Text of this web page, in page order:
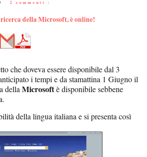
2 commenti :
della Microsoft, è online!
che doveva essere disponibile dal 3
i tempi e da stamattina 1 Giugno il
dellaMicrosoftè disponibile sebbene
della lingua italiana e si presenta così